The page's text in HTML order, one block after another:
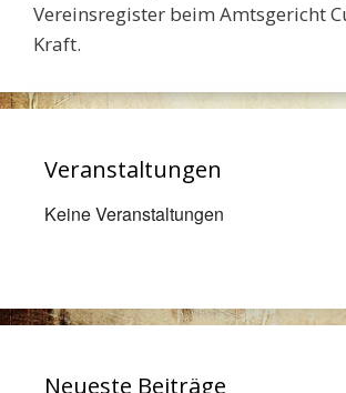
Vereinsregister beim Amtsgericht
Kraft.
Veranstaltungen
Keine Veranstaltungen
Neueste Beiträge